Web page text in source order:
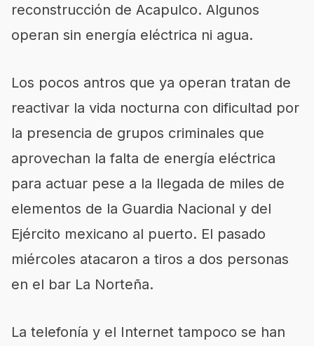
reconstrucción de Acapulco. Algunos
operan sin energía eléctrica ni agua.
Los pocos antros que ya operan tratan de
reactivar la vida nocturna con dificultad por
la presencia de grupos criminales que
aprovechan la falta de energía eléctrica
para actuar pese a la llegada de miles de
elementos de la Guardia Nacional y del
Ejército mexicano al puerto. El pasado
miércoles atacaron a tiros a dos personas
en el bar La Norteña.
La telefonía y el Internet tampoco se han